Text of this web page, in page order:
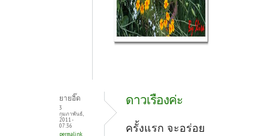
ยายอิ๊ด
3
กุมภาพันธ์,
2011 -
07:36
permalink
ดาวเรืองค่ะ
ครั้งแรก จะอร่อย